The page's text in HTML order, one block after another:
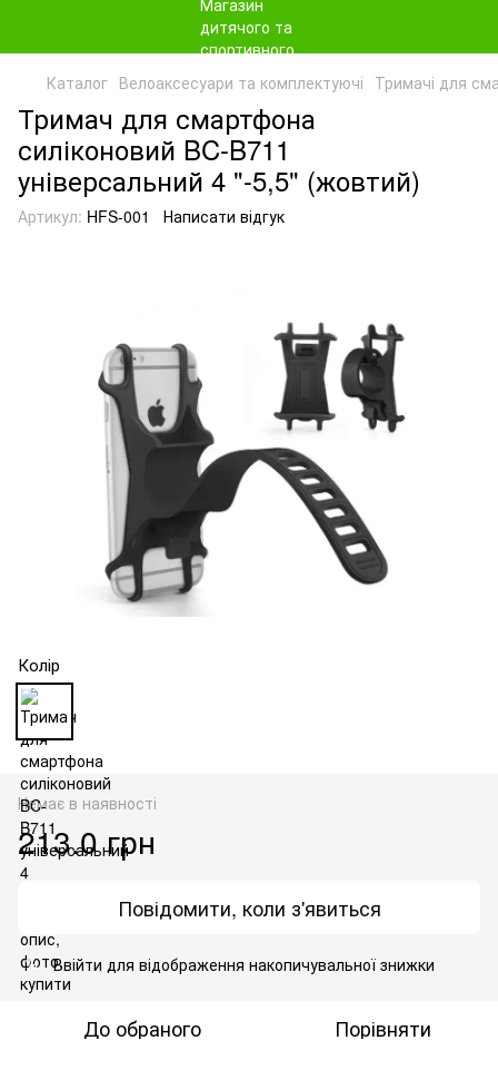
Каталог Велоаксесуари та комплектуючі Тримачі для
Тримач для смартфона
силіконовий BC-B711
універсальний 4 "-5,5" (жовтий)
Артикул: HFS-001 Написати відгук
Колір
Немає в наявності
213.0 грн
Повідомити, коли з'явиться
% Ввійти для відображення накопичувальної знижки
До обраного Порівняти